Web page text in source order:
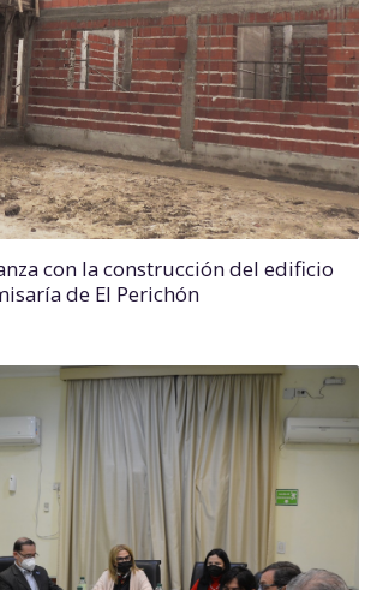
con la construcción del edificio
de El Perichón